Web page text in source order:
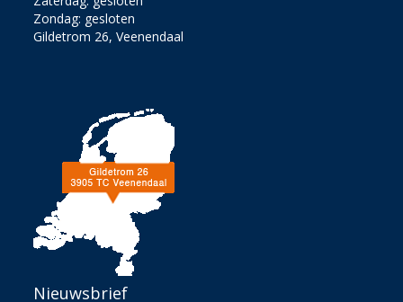
Zondag: gesloten
Gildetrom 26, Veenendaal
Nieuwsbrief